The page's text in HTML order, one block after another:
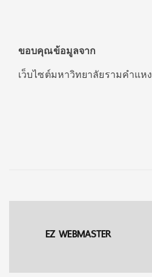
ขอบคุณข้อมูลจาก
เว็บไซต์มหาวิทยาลัยรามคำแหง
EZ WEBMASTER